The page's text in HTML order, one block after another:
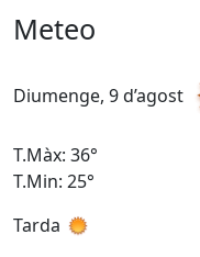
Meteo
Diumenge, 9 d’agost
T.Màx: 36°
T.Min: 25°
Tarda